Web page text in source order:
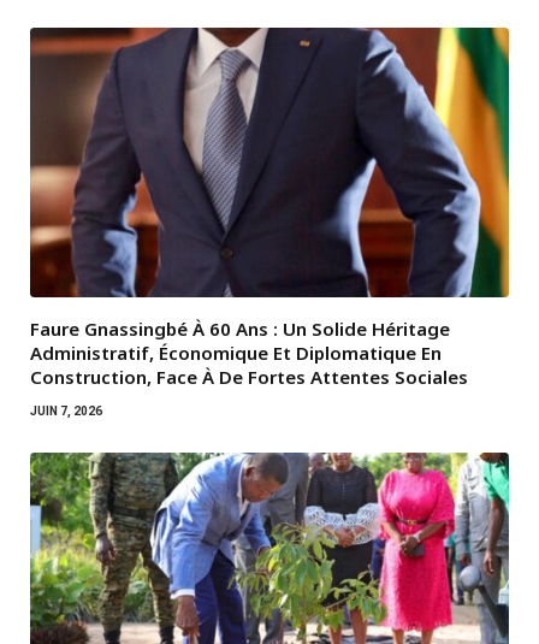
Faure Gnassingbé À 60 Ans : Un Solide Héritage
Administratif, Économique Et Diplomatique En
Construction, Face À De Fortes Attentes Sociales
JUIN 7, 2026